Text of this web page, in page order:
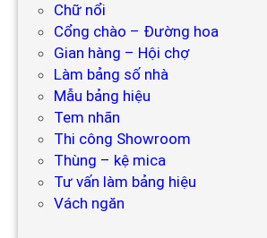
Chữ nổi
Cổng chào – Đường hoa
Gian hàng – Hội chợ
Làm bảng số nhà
Mẫu bảng hiệu
Tem nhãn
Thi công Showroom
Thùng – kệ mica
Tư vấn làm bảng hiệu
Vách ngăn